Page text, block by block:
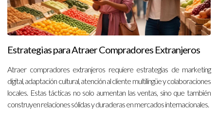
Estrategias para Atraer Compradores Extranjeros
Atraer compradores extranjeros requiere estrategias de marketing
digital, adaptación cultural, atención al cliente multilingüe y colaboraciones
locales. Estas tácticas no solo aumentan las ventas, sino que también
construyen relaciones sólidas y duraderas en mercados internacionales.